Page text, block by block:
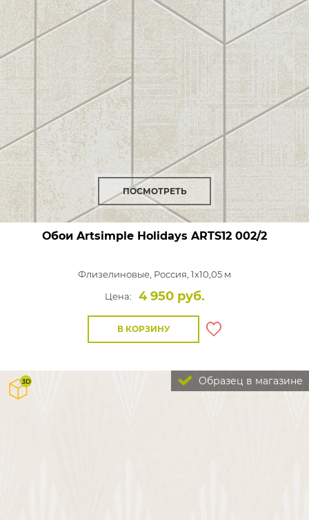
ПОСМОТРЕТЬ
Обои Artsimple Holidays ARTS12 002/2
Флизелиновые, Россия, 1x10,05 м
Цена:
4 950 руб.
В КОРЗИНУ
Образец в магазине